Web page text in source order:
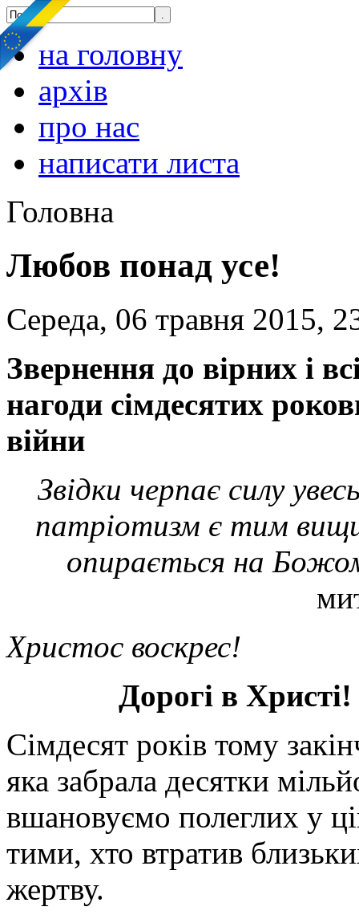
на головну
архів
про нас
написати листа
Головна
Любов понад усе!
Середа, 06 травня 2015,
Звернення до вірних і
нагоди сімдесятих
війни
Звідки черпає силу
патріотизм є тим
опирається на
Христос воскрес!
Дорогі в
Сімдесят років тому
яка забрала десятки
вшановуємо полеглих у
тими, хто втратив
жертву.